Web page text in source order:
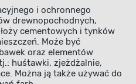
i ochronnego
drewnopochodnych,
cementowych i tynków
Może być
oraz elementów
huśtawki, zjeżdżalnie,
Można ją także używać do